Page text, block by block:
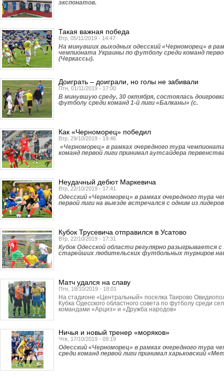
экспонатов.
Такая важная победа
Втр, 05/11/2019 - 14:47
На минувших выходных одесский «Черноморец» в
чемпионата Украины по футболу среди команд
(Черкассы).
Доиграть – доиграли, но голы не забивали
Птн, 01/11/2019 - 17:00
В минувшую среду, 30 октября, состоялась
футболу среди команд 1-й лиги «Балканы» (с.
Как «Черноморец» победил
Втр, 29/10/2019 - 19:46
«Черноморец» в рамках очередного тура
команд первой лиги принимал аутсайдера
Неудачный дебют Маркевича
Втр, 22/10/2019 - 17:41
Одесский «Черно­морец» в рамках очередного тура
первой лиги на выезде встречался с одним из
Кубок Трусевича отправился в Усатово
Втр, 22/10/2019 - 17:31
Кубок Одесской области регулярно разыгрывается
старейших любительских футбольных турниров
Матч удался на славу
Птн, 18/10/2019 - 18:01
На стадионе «Цент­ральный» поселка Таи­рово
Кубка Одесского областного совета по футболу среди
командами «Арциз» и «Дружба народов»
Ничья и новый тренер «моряков»
Чтв, 17/10/2019 - 09:19
Одесский «Черноморец» в рамках очередного тура
среди команд первой лиги принимал харьковский